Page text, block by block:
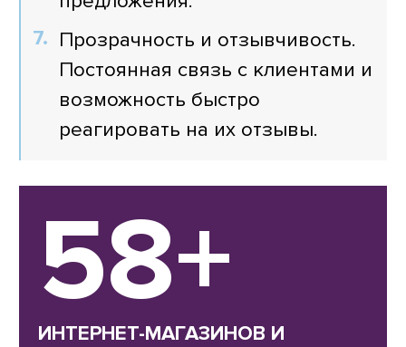
Прозрачность и отзывчивость.
Постоянная связь с клиентами и
возможность быстро
реагировать на их отзывы.
58+
ИНТЕРНЕТ-МАГАЗИНОВ И